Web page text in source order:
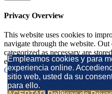
Empleamos cookies y para
experiencia online.
sitio web, usted da su
para ello.
Privacy Overview
This website uses cookies to
navigate through the website. Out
categorized as necessary are
essential for the working of basic
GUARDAR Y ACEPTAR